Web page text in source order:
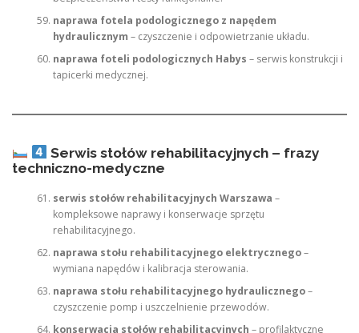
naprawa fotela podologicznego z napędem
hydraulicznym – czyszczenie i odpowietrzanie układu.
naprawa foteli podologicznych Habys – serwis konstrukcji i
tapicerki medycznej.
Serwis stołów rehabilitacyjnych – frazy
techniczno-medyczne
serwis stołów rehabilitacyjnych Warszawa –
kompleksowe naprawy i konserwacje sprzętu
rehabilitacyjnego.
naprawa stołu rehabilitacyjnego elektrycznego–
wymiana napędów i kalibracja sterowania.
naprawa stołu rehabilitacyjnego hydraulicznego–
czyszczenie pomp i uszczelnienie przewodów.
konserwacja stołów rehabilitacyjnych – profilaktyczne